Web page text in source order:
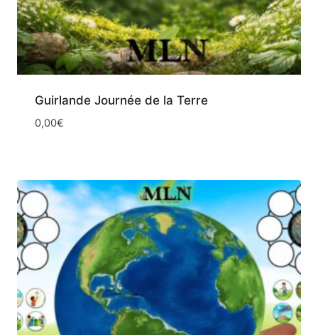
Guirlande Journée de la Terre
0,00€